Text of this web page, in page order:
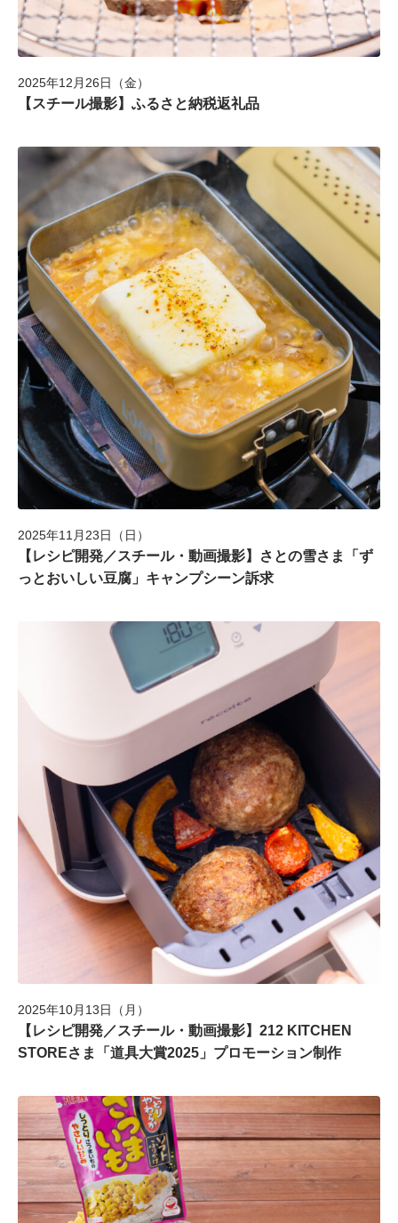
2025年12月26日（金）
【スチール撮影】ふるさと納税返礼品
2025年11月23日（日）
【レシピ開発／スチール・動画撮影】さとの雪さま「ず
っとおいしい豆腐」キャンプシーン訴求
2025年10月13日（月）
【レシピ開発／スチール・動画撮影】212 KITCHEN
STOREさま「道具大賞2025」プロモーション制作